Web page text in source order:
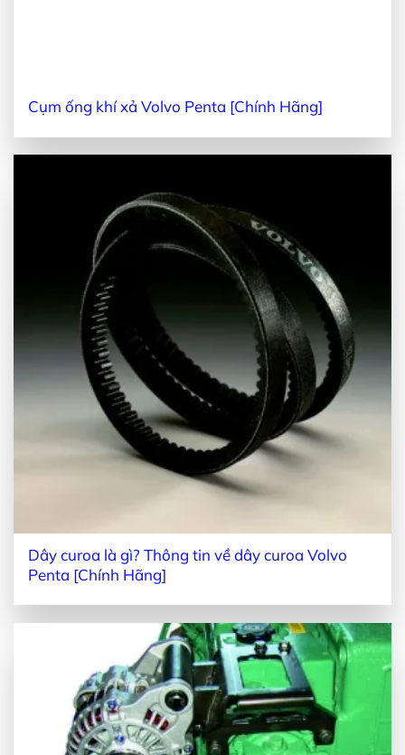
Cụm ống khí xả Volvo Penta [Chính Hãng]
Dây curoa là gì? Thông tin về dây curoa Volvo
Penta [Chính Hãng]